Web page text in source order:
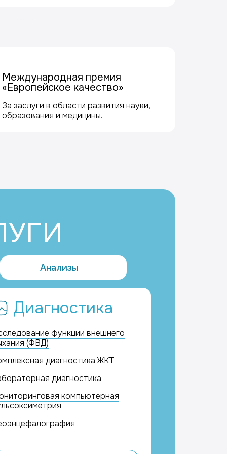
Международная премия
«Европейское качество»
За заслуги в области развития науки,
образования и медицины.
Анализы
Диагностика
функции внешнего
(ФВД)
диагностика ЖКТ
диагностика
компьютерная